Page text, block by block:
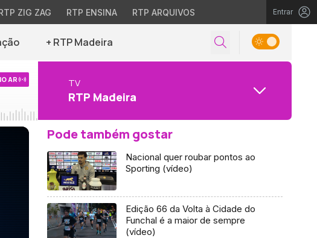
ZIG ZAG RTP ENSINA RTP ARQUIVOS Entrar
+ RTP Madeira
AR TV
RTP Madeira
Pode também gostar
Nacional quer roubar pontos ao
Sporting (vídeo)
Edição 66 da Volta à Cidade do
Funchal é a maior de sempre
(vídeo)